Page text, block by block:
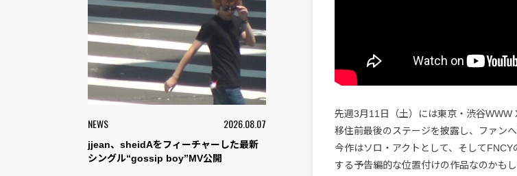
NEWS 2026.08.07
jjean、sheidAをフィーチャーした最新
シングル“gossip boy”MV公開
先週3月11日（土）には東京・渋谷
移住前最後のステージを披露し、ファン
今作はソロ・アクトとして、そして
する予告編的な位置付けの作品なのかも